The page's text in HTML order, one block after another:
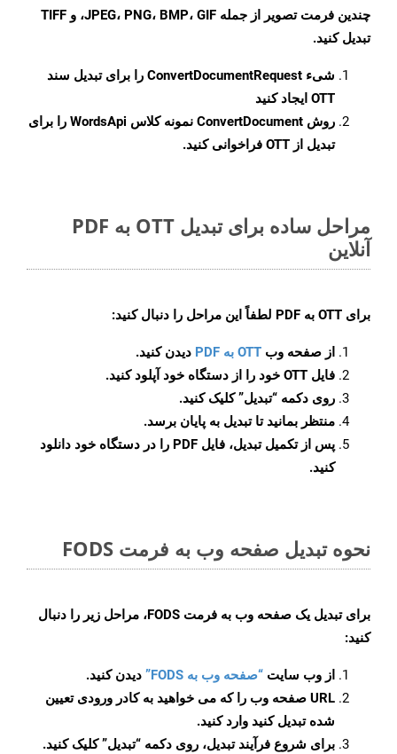
چندین فرمت تصویر از جمله JPEG، PNG، BMP، GIF، و TIFF
تبدیل کنید.
شیء ConvertDocumentRequest را برای تبدیل سند
OTT ایجاد کنید
روش ConvertDocument
نمونه کلاس WordsApi را برای
تبدیل از OTT فراخوانی کنید.
مراحل ساده برای تبدیل OTT به PDF
آنلاین
برای OTT به PDF لطفاً این مراحل را دنبال کنید:
از صفحه وب OTT به PDF
دیدن کنید.
فایل OTT خود را از دستگاه خود آپلود کنید.
روی دکمه “تبدیل”کلیک کنید.
منتظر بمانید تا تبدیل به پایان برسد.
پس از تکمیل تبدیل، فایل PDF را در دستگاه خود دانلود
کنید.
نحوه تبدیل صفحه وب به فرمت FODS
برای تبدیل یک صفحه وب به فرمت FODS، مراحل زیر را دنبال
کنید:
از وب سایت “صفحه وب به FODS”
دیدن کنید.
URL صفحه وب را که می خواهید به کادر ورودی تعیین
شده تبدیل کنید وارد کنید.
برای شروع فرآیند تبدیل، روی دکمه “تبدیل” کلیک کنید.